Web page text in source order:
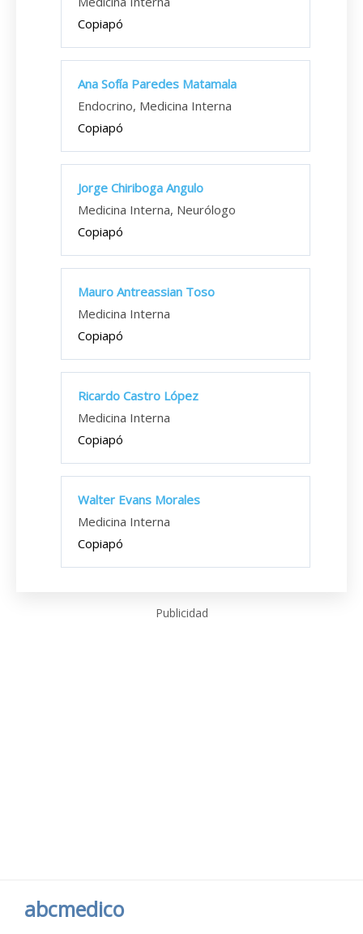
Copiapó
Ana Sofía Paredes Matamala
Endocrino, Medicina Interna
Copiapó
Jorge Chiriboga Angulo
Medicina Interna, Neurólogo
Copiapó
Mauro Antreassian Toso
Medicina Interna
Copiapó
Ricardo Castro López
Medicina Interna
Copiapó
Walter Evans Morales
Medicina Interna
Copiapó
Publicidad
abcmedico